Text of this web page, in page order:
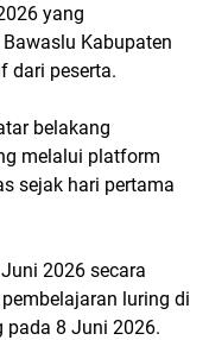
yang
Kabupaten
dari peserta.
belakang
melalui platform
sejak hari pertama
2026 secara
luring di
pada 8 Juni 2026.